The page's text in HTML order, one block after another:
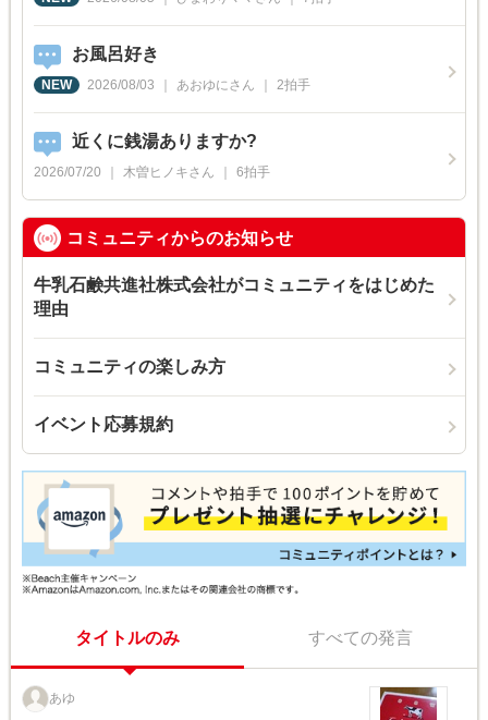
お風呂好き
2026/08/03 あおゆにさん 2拍手
近くに銭湯ありますか?
2026/07/20 木曽ヒノキさん 6拍手
コミュニティからのお知らせ
牛乳石鹸共進社株式会社がコミュニティをはじめた
理由
コミュニティの楽しみ方
イベント応募規約
タイトルのみ すべての発言
あゆ